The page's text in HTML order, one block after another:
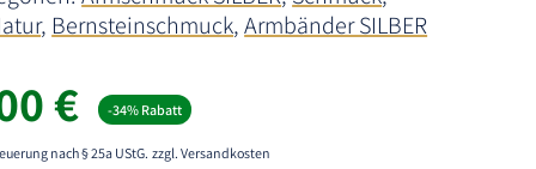
, Bernsteinschmuck,Armbänder SILBER
€Aktueller
Preis
-34% Rabatt
nach § 25a UStG. zzgl. Versandkosten